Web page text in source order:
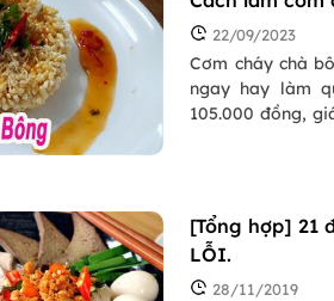
22/09/2023
Cơm cháy chà bông
ngay hay làm
105.000 đồng,
[Tổng hợp] 21
LỖI.
28/11/2019